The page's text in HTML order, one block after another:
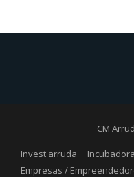
CM
Invest arruda
Empresas /